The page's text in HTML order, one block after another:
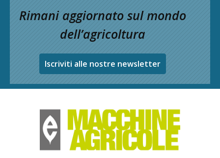
Rimani aggiornato sul mondo
dell’agricoltura
Iscriviti alle nostre newsletter